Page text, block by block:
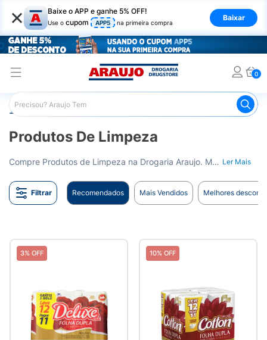
× Baixe o APP e ganhe 5% OFF!
Use o cupom APP5 na primeira compra
Baixar
0
Araujo Mercado
Produtos De Limpeza
Compre Produtos de Limpeza na Drogaria Araujo. Mantenha a sua casa limpa e higienizada. Entrega para todo o Brasil. Ler Mais
Filtrar Recomendados Mais Vendidos Melhores
3% OFF 10% OFF